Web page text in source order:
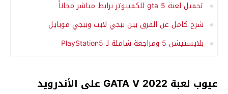
تحميل لعبة gta 5 للكمبيوتر برابط مباشر مجاناً
شرح كامل عن الفرق بين ببجي لايت وببجي موبايل
بلايستيشن 5 ومراجعة شاملة لـ PlayStation5
عيوب لعبة GATA V 2022 على الأندرويد